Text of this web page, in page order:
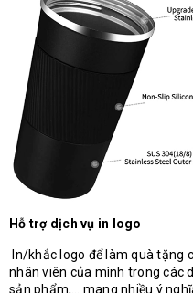
Hỗ trợ dịch vụ in logo
In/khắc logo để làm quà tặng
nhân viên của mình trong các
sản phẩm,… mang nhiều ý